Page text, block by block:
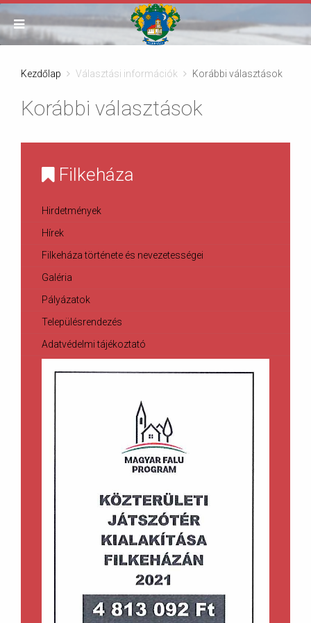
Kezdőlap Választási információk Korábbi választások
Korábbi választások
Filkeháza
Hirdetmények
Hírek
Filkeháza története és nevezetességei
Galéria
Pályázatok
Településrendezés
Adatvédelmi tájékoztató